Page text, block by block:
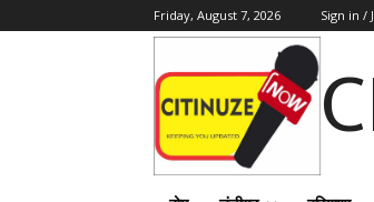
Friday, August 7, 2026 Sign in /